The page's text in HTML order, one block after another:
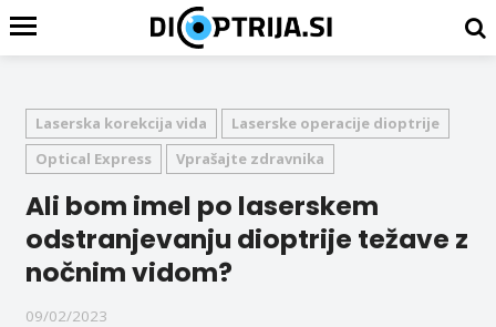
Laserska korekcija vida
Laserske operacije dioptrije
Optical Express
Vprašajte zdravnika
Ali bom imel po laserskem
odstranjevanju dioptrije težave z
nočnim vidom?
09/02/2023